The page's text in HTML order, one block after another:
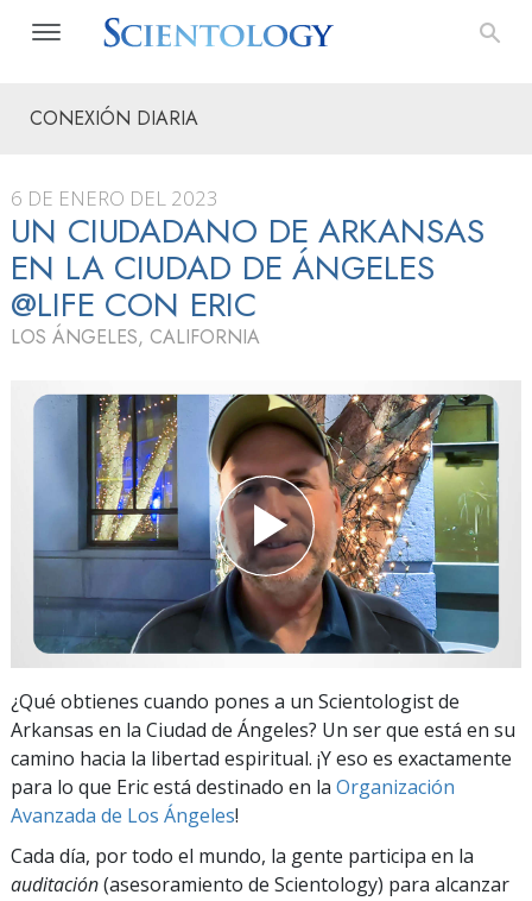
CONEXIÓN DIARIA
6 DE ENERO DEL 2023
UN CIUDADANO DE ARKANSAS
EN LA CIUDAD DE ÁNGELES
@LIFE CON ERIC
LOS ÁNGELES, CALIFORNIA
¿Qué obtienes cuando pones a un Scientologist de
Arkansas en la Ciudad de Ángeles? Un ser que está en su
camino hacia la libertad espiritual. ¡Y eso es exactamente
para lo que Eric está destinado en la Organización
Avanzada de Los Ángeles!
Cada día, por todo el mundo, la gente participa en la
auditación(asesoramiento de Scientology) para alcanzar